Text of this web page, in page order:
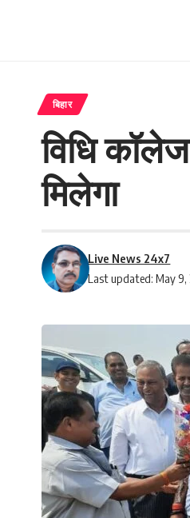
बिहार
विधि
मिलेगा
Last updated: May 9,
Live News 24x7